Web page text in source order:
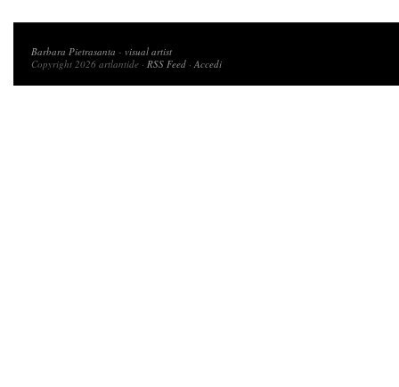
Barbara Pietrasanta - visual artist
Copyright 2026 artlantide · RSS Feed ·Accedi